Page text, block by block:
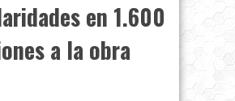
en 1.600
a la obra